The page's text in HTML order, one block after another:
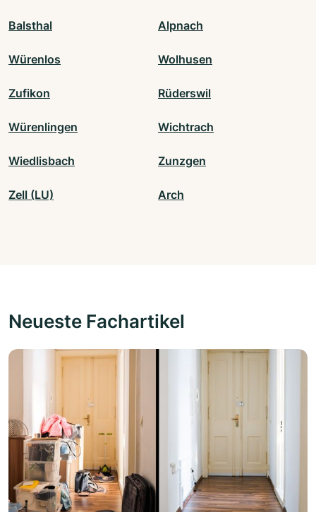
Balsthal Alpnach
Würenlos Wolhusen
Zufikon Rüderswil
Würenlingen Wichtrach
Wiedlisbach Zunzgen
Zell (LU) Arch
Neueste Fachartikel